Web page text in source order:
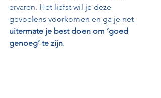
ervaren. Het liefst wil je deze
gevoelens voorkomen en ga je net
uitermate je best doen om ‘goed
genoeg’ te zijn.